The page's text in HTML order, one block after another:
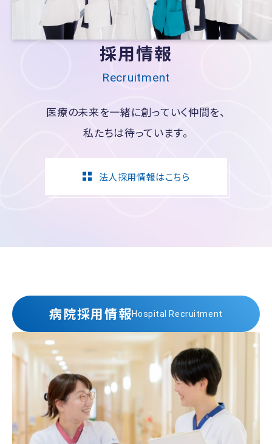
採用情報
Recruitment
医療の未来を一緒に創っていく仲間を、
私たちは待っています。
法人採用情報はこちら
病院採用情報Hospital Recruitment